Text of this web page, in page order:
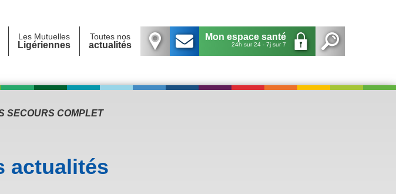
Les Mutuelles
Ligériennes
Toutes nos
actualités
Mon espace santé
24h sur 24 - 7j sur 7
SECOURS COMPLET
actualités